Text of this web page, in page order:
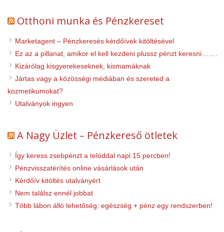
Otthoni munka és Pénzkereset
Marketagent – Pénzkeresés kérdőívek kitöltésével
Ez az a pillanat, amikor el kell kezdeni plussz pénzt keresni…….
Kizárólag kisgyerekeseknek, kismamáknak
Jártas vagy a közösségi médiában és szereted a
kozmetikumokat?
Utalványok ingyen
A Nagy Üzlet – Pénzkereső ötletek
Így keress zsebpénzt a telóddal napi 15 percben!
Pénzvisszatérítés online vásárlások után
Kérdőív kitöltés utalványért
Nem találsz ennél jobbat
Több lábon álló lehetőség: egészség + pénz egy rendszerben!